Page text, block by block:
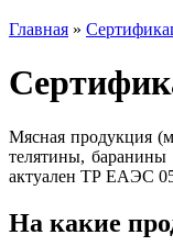
Главная »
Мясная продукция
телятины, баранины
актуален ТР ЕАЭС
На какие